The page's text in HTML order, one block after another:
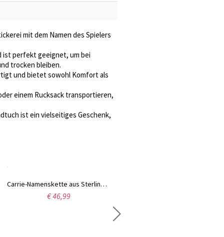
mit dem Namen des Spielers
ist perfekt geeignet, um bei
trocken bleiben.
und bietet sowohl Komfort als
einem Rucksack transportieren,
ist ein vielseitiges Geschenk,
Carrie-Namenskette aus Sterlingsilber mit Geburtssteinen
€ 46,99